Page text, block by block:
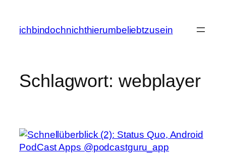
springen
ichbindochnichthierumbeliebtzusein
Schlagwort: webplayer